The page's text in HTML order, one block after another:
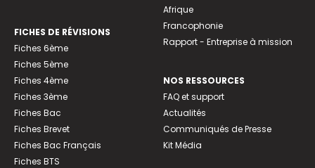
FICHES DE RÉVISIONS
Fiches 6ème
Fiches 5ème
Fiches 4ème
Fiches 3ème
Fiches Bac
Fiches Brevet
Fiches Bac Français
Fiches BTS
Afrique
Francophonie
Rapport - Entreprise à mission
NOS RESSOURCES
FAQ et support
Actualités
Communiqués de Presse
Kit Média